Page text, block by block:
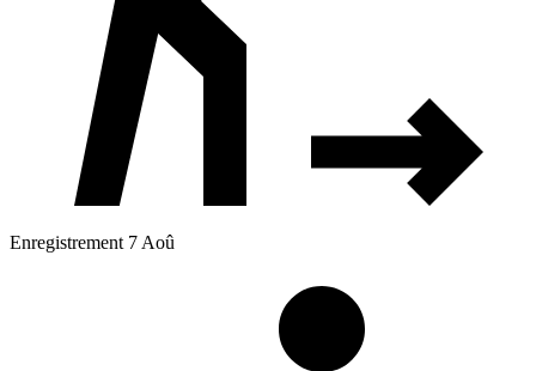
Enregistrement 7 Aoû